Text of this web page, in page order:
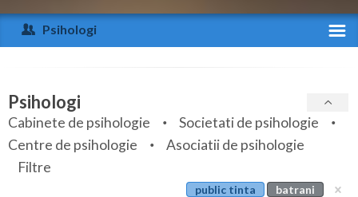
Arad
Arges
Bihor
Bistrita-Nasaud
Botosani
Psihologi
Specialitati
Servicii
Articole
Psihologi
Cabinete de psihologie
Societati de psihologie
Centre de psihologie
Asociatii de psihologie
Filtre
public tinta
batrani